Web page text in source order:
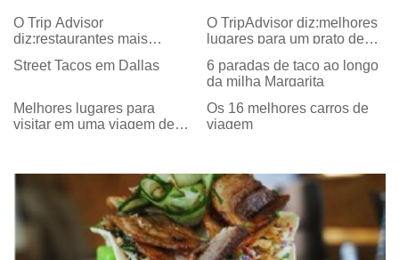
O Trip Advisor
diz:restaurantes mais
O TripAdvisor diz:melhores
lugares para um prato de
Street Tacos em Dallas
6 paradas de taco ao longo
da milha Margarita
Melhores lugares para
visitar em uma viagem de
Os 16 melhores carros de
viagem